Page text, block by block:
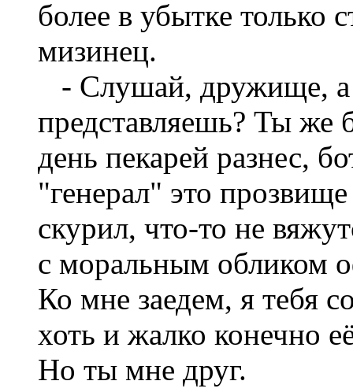
более в убытке только
мизинец.
- Слушай, дружище, а
представляешь? Ты же
день пекарей разнес,
"генерал" это
скурил, что-то не
с моральным обликом
Ко мне заедем, я тебя
хоть и жалко конечно
Но ты мне друг.